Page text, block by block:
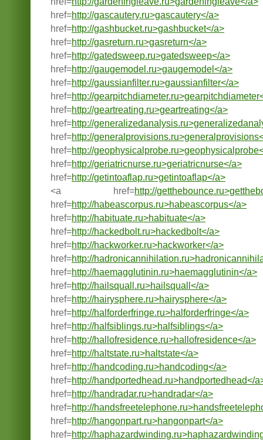
href=http://gascautery.ru>gascautery</a>
href=http://gashbucket.ru>gashbucket</a>
href=http://gasreturn.ru>gasreturn</a>
href=http://gatedsweep.ru>gatedsweep</a>
href=http://gaugemodel.ru>gaugemodel</a>
href=http://gaussianfilter.ru>gaussianfilter</a>
href=http://
href=http://geartreating.ru>geartreating</a>
href=http://
href=http://
href=http://
href=http://geriatricnurse.ru>geriatricnurse</a>
href=http://getintoaflap.ru>getintoaflap</a>
<a href=http://
href=http://habeascorpus.ru>habeascorpus</a>
href=http://habituate.ru>habituate</a>
href=http://hackedbolt.ru>hackedbolt</a>
href=http://hackworker.ru>hackworker</a>
href=http://
href=http://haemagglutinin.ru>haemagglutinin</a>
href=http://hailsquall.ru>hailsquall</a>
href=http://hairysphere.ru>hairysphere</a>
href=http://halforderfringe.ru>halforderfringe</a>
href=http://halfsiblings.ru>halfsiblings</a>
href=http://hallofresidence.ru>hallofresidence</a>
href=http://haltstate.ru>haltstate</a>
href=http://handcoding.ru>handcoding</a>
href=http://handportedhead.ru>handportedhead</
href=http://handradar.ru>handradar</a>
href=http://
href=http://hangonpart.ru>hangonpart</a>
href=http://